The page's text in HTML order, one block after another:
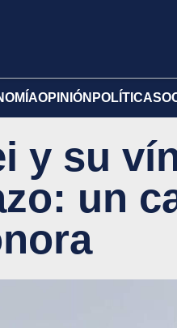
OPINIÓN POLÍTICA
y su
un